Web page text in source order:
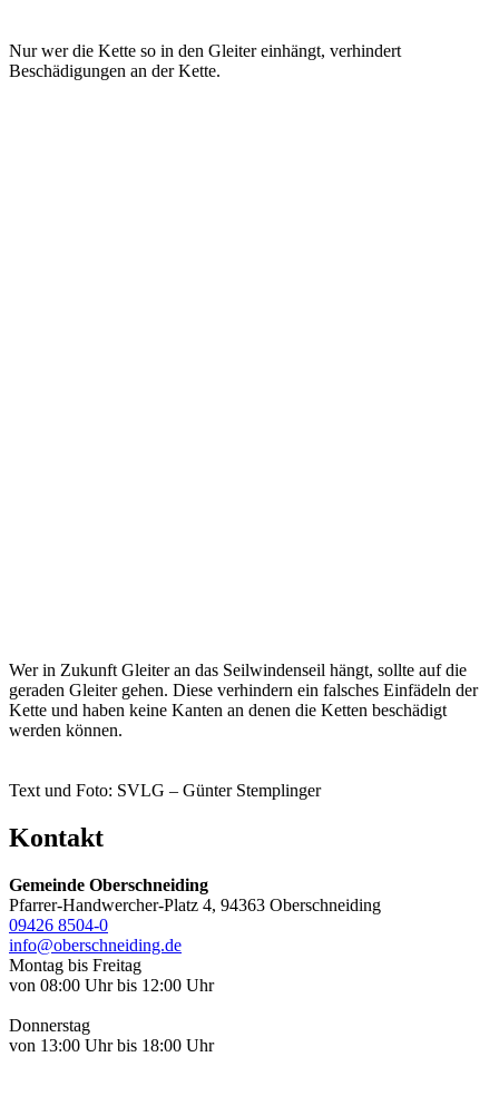
Nur wer die Kette so in den Gleiter einhängt, verhindert
Beschädigungen an der Kette.
Wer in Zukunft Gleiter an das Seilwindenseil hängt, sollte auf die
geraden Gleiter gehen. Diese verhindern ein falsches Einfädeln der
Kette und haben keine Kanten an denen die Ketten beschädigt
werden können.
Text und Foto: SVLG – Günter Stemplinger
Kontakt
Gemeinde Oberschneiding
Pfarrer-Handwercher-Platz 4, 94363 Oberschneiding
09426 8504-0
info@oberschneiding.de
Montag bis Freitag
von 08:00 Uhr bis 12:00 Uhr
Donnerstag
von 13:00 Uhr bis 18:00 Uhr